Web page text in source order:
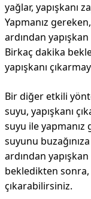
yağlar, yapışkanı
Yapmanız
ardından
Birkaç dakika
yapışkanı
Bir diğer etkili
suyu, yapışkanı
suyu ile
suyunu
ardından
bekledikten sonra,
çıkarabilirsiniz.